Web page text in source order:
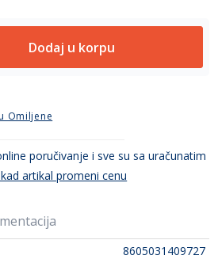
Dodaj u korpu
Omiljene
poručivanje i sve su sa uračunatim
artikal promeni cenu
8605031409727